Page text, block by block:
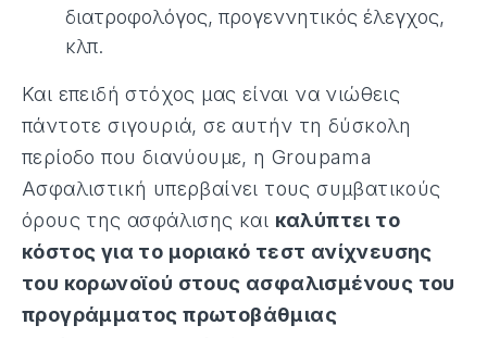
διατροφολόγος, προγεννητικός έλεγχος,
κλπ.
Και επειδή στόχος μας είναι να νιώθεις
πάντοτε σιγουριά, σε αυτήν τη δύσκολη
περίοδο που διανύουμε, η Groupama
Ασφαλιστική υπερβαίνει τους συμβατικούς
όρους της ασφάλισης και καλύπτει το
κόστος για το μοριακό τεστ ανίχνευσης
του κορωνοϊού στους ασφαλισμένους του
προγράμματoς πρωτοβάθμιας